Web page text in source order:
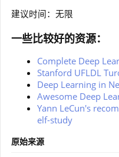
建议时间：无限
一些比较好的资源：
Complete Deep
Stanford UFLDL
Deep Learning in
Awesome Deep
Yann LeCun's
elf-study
原始来源